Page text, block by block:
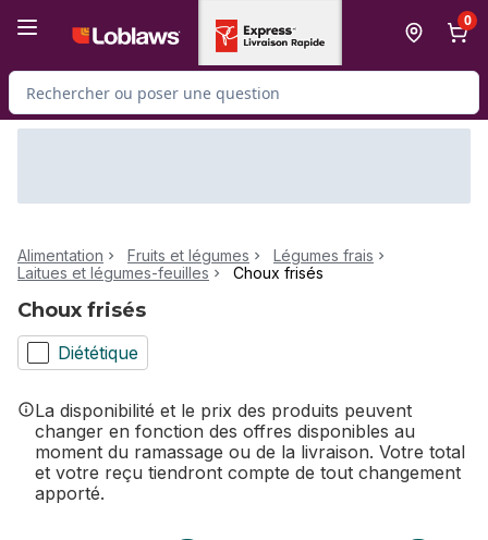
0
Rechercher des produits
Alimentation Fruits et légumes
Légumes frais
Laitues et légumes-feuilles
Choux frisés
Choux frisés
Diététique
La disponibilité et le prix des produits peuvent
changer en fonction des offres disponibles au
moment du ramassage ou de la livraison. Votre total
et votre reçu tiendront compte de tout changement
apporté.